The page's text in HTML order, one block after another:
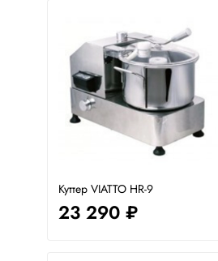
Куттер VIATTO HR-9
23 290 ₽